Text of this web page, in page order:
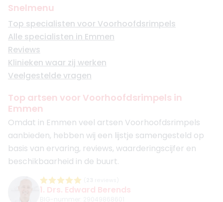
Snelmenu
Top specialisten voor Voorhoofdsrimpels
Alle specialisten in Emmen
Reviews
Klinieken waar zij werken
Veelgestelde vragen
Top artsen voor Voorhoofdsrimpels in
Emmen
Omdat in Emmen veel artsen Voorhoofdsrimpels
aanbieden, hebben wij een lijstje samengesteld op
basis van ervaring, reviews, waarderingscijfer en
beschikbaarheid in de buurt.
1. Drs. Edward Berends